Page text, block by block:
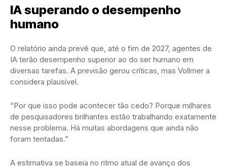
IA superando o desempenho
humano
O relatório ainda prevê que, até o fim de 2027, agentes de
IA terão desempenho superior ao do ser humano em
diversas tarefas. A previsão gerou críticas, mas Vollmer a
considera plausível.
“Por que isso pode acontecer tão cedo? Porque milhares
de pesquisadores brilhantes estão trabalhando exatamente
nesse problema. Há muitas abordagens que ainda não
foram tentadas.”
A estimativa se baseia no ritmo atual de avanço dos